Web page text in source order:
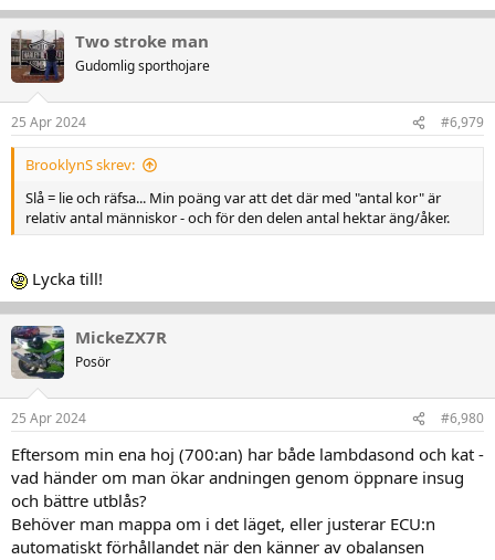
Two stroke man
Gudomlig sporthojare
25 Apr 2024 #6,979
BrooklynS skrev:
Slå = lie och räfsa... Min poäng var att det där med "antal kor" är
relativ antal människor - och för den delen antal hektar äng/åker.
Lycka till!
MickeZX7R
Posör
25 Apr 2024 #6,980
Eftersom min ena hoj (700:an) har både lambdasond och kat -
vad händer om man ökar andningen genom öppnare insug
och bättre utblås?
Behöver man mappa om i det läget, eller justerar ECU:n
automatiskt förhållandet när den känner av obalansen